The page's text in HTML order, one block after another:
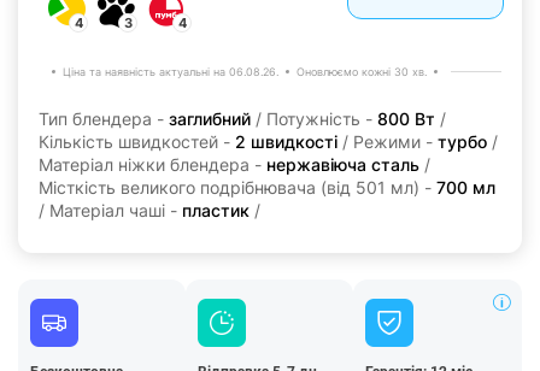
4 3 4
Ціна та наявність актуальні на 06.08.26. Оновлюємо кожні 30 хв.
Тип блендера - заглибний / Потужність - 800 Вт /
Кількість швидкостей - 2 швидкості / Режими - турбо /
Матеріал ніжки блендера - нержавіюча сталь /
Місткість великого подрібнювача (від 501 мл) - 700 мл
/ Матеріал чаші - пластик /